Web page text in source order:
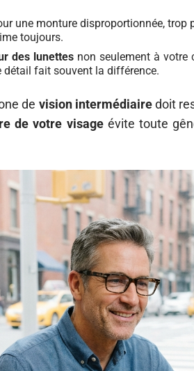
une monture disproportionnée, trop
toujours.
des lunettes non seulement à
détail fait souvent la différence.
de vision intermédiairedoit
de votre visageévite toute